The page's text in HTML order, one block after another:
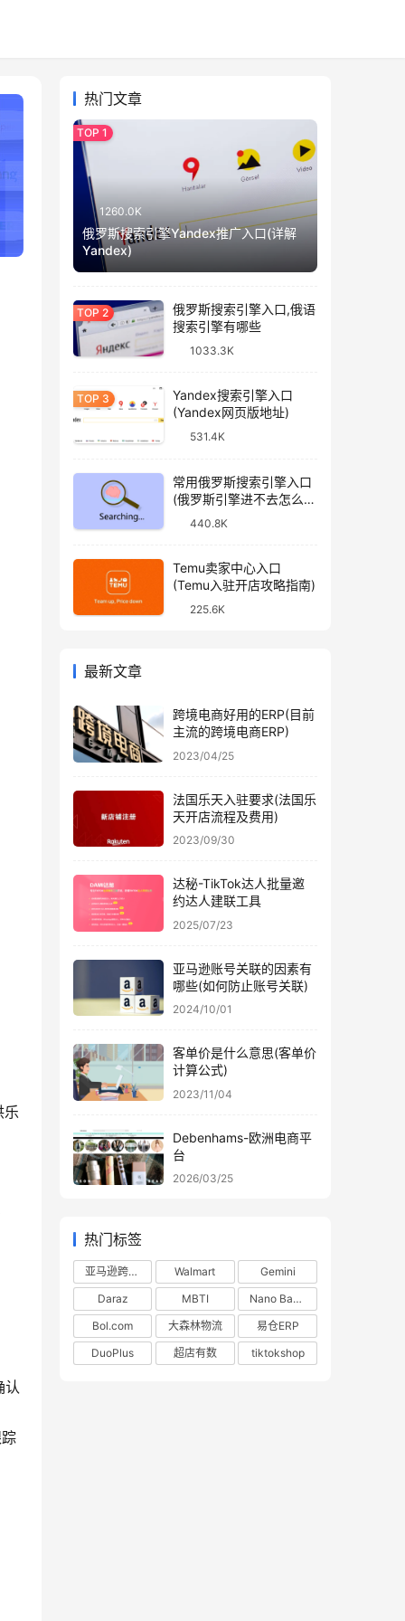
乐
认
热门文章
1260.0K
俄罗斯搜索引擎Yandex推广入口(详解
Yandex)
俄罗斯搜索引擎入口,俄语
搜索引擎有哪些
1033.3K
Yandex搜索引擎入口
(Yandex网页版地址)
531.4K
常用俄罗斯搜索引擎入口
(俄罗斯引擎进不去怎么
440.8K
Temu卖家中心入口
(Temu入驻开店攻略指南)
225.6K
最新文章
跨境电商好用的ERP(目前
主流的跨境电商ERP)
2023/04/25
法国乐天入驻要求(法国乐
天开店流程及费用)
2023/09/30
达秘-TikTok达人批量邀
约达人建联工具
2025/07/23
亚马逊账号关联的因素有
哪些(如何防止账号关联)
2024/10/01
客单价是什么意思(客单价
计算公式)
2023/11/04
Debenhams-欧洲电商平
台
2026/03/25
热门标签
亚马逊跨境电商 Walmart
Gemini
Daraz
MBTI
Nano Banana
Bol.com
大森林物流
易仓ERP
DuoPlus
超店有数 tiktokshop